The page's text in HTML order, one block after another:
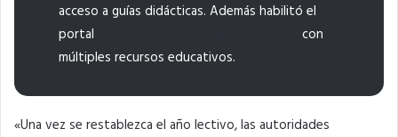
acceso a guías didácticas. Además habilitó el
portal
con
múltiples recursos educativos.
«Una vez se restablezca el año lectivo, las autoridades